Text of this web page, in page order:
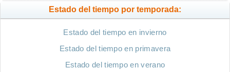
Estado del tiempo por temporada:
Estado del tiempo en invierno
Estado del tiempo en primavera
Estado del tiempo en verano